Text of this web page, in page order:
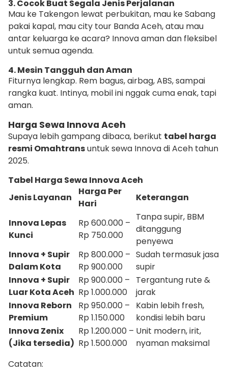
3. Cocok Buat Segala Jenis Perjalanan
Mau ke Takengon lewat perbukitan, mau ke Sabang
pakai kapal, mau city tour Banda Aceh, atau mau
antar keluarga ke acara? Innova aman dan fleksibel
untuk semua agenda.
4. Mesin Tangguh dan Aman
Fiturnya lengkap. Rem bagus, airbag, ABS, sampai
rangka kuat. Intinya, mobil ini nggak cuma enak, tapi
aman.
Harga Sewa Innova Aceh
Supaya lebih gampang dibaca, berikut tabel harga
resmi Omahtransuntuk sewa Innova di Aceh tahun
2025.
Tabel Harga Sewa Innova Aceh
Jenis Layanan
Harga Per
Hari
Keterangan
Innova Lepas
Kunci
Rp 600.000 –
Rp 750.000
Tanpa supir, BBM
ditanggung
penyewa
Innova + Supir
Dalam Kota
Rp 800.000 –
Rp 900.000
Sudah termasuk jasa
supir
Innova + Supir
Luar Kota Aceh
Rp 900.000 –
Rp 1.000.000
Tergantung rute &
jarak
Innova Reborn
Premium
Rp 950.000 –
Rp 1.150.000
Kabin lebih fresh,
kondisi lebih baru
Innova Zenix
(Jika tersedia)
Rp 1.200.000 –
Rp 1.500.000
Unit modern, irit,
nyaman maksimal
Catatan: